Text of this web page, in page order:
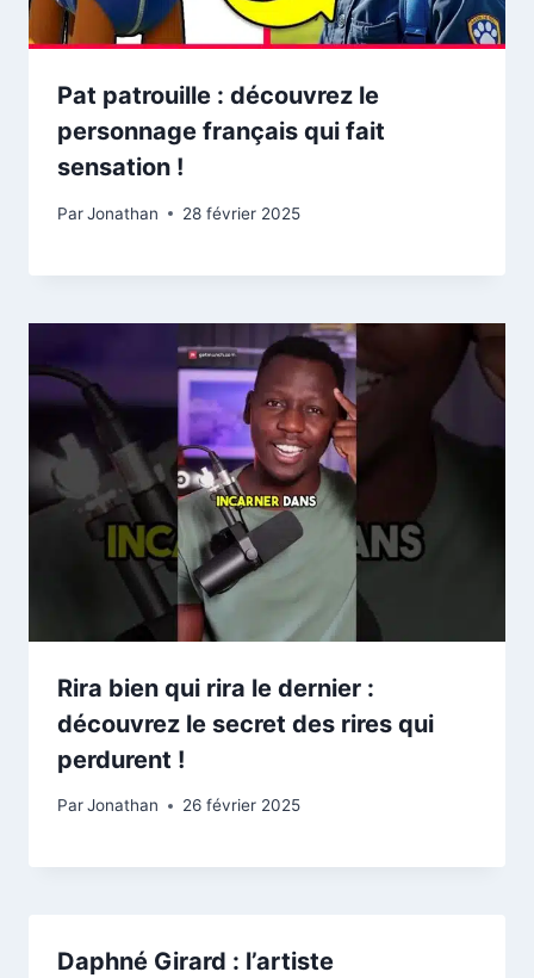
Pat patrouille : découvrez le
personnage français qui fait
sensation !
ParJonathan 28 février 2025
Rira bien qui rira le dernier :
découvrez le secret des rires qui
perdurent !
ParJonathan 26 février 2025
Daphné Girard : l’artiste